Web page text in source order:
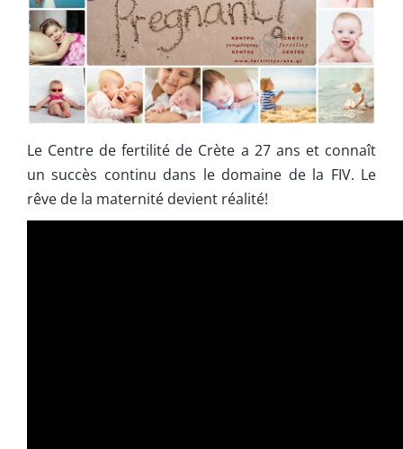
Le Centre de fertilité de Crète a 27 ans et connaît
un succès continu dans le domaine de la FIV. Le
rêve de la maternité devient réalité!